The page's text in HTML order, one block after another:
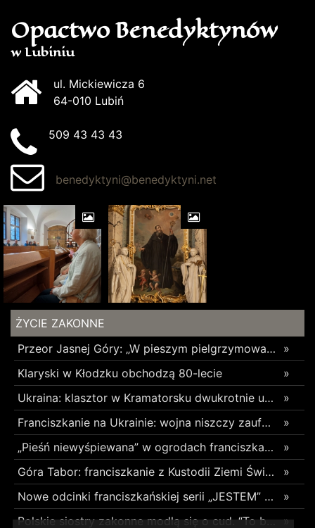
Opactwo Benedyktynów
w Lubiniu
ul. Mickiewicza 6
64-010 Lubiń
509 43 43 43
benedyktyni@benedyktyni.net
ŻYCIE ZAKONNE
»
Przeor Jasnej Góry: „W pieszym pielgrzymowaniu jest coś niezwykłego”
»
Klaryski w Kłodzku obchodzą 80-lecie
»
Ukraina: klasztor w Kramatorsku dwukrotnie uszkodzony w ciągu trzech tygodni
»
Franciszkanie na Ukrainie: wojna niszczy zaufanie
»
„Pieśń niewyśpiewana” w ogrodach franciszkańskich w Radomsku
»
Góra Tabor: franciszkanie z Kustodii Ziemi Świętej świętowali Przemienienie Pańskie
»
Nowe odcinki franciszkańskiej serii „JESTEM” z poruszającym świadectwami o błogosławionych z Pariacoto w 35. rocznicę ich męczeńskiej śmierci
»
Polskie siostry zakonne modlą się o cud. “To będzie pieczęć Pana Boga dla naszej wiary”